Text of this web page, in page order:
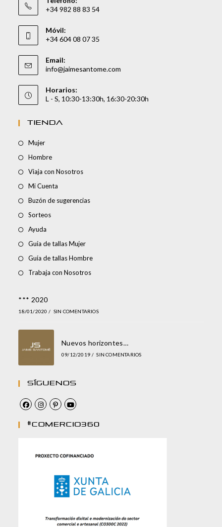
+34 982 88 83 54
Móvil:
+34 604 08 07 35
Email:
info@jaimesantome.com
Horarios:
L - S, 10:30-13:30h, 16:30-20:30h
TIENDA
Mujer
Hombre
Viaja con Nosotros
Mi Cuenta
Buzón de sugerencias
Sorteos
Ayuda
Guía de tallas Mujer
Guía de tallas Hombre
Trabaja con Nosotros
*** 2020
18/01/2020 / SIN COMENTARIOS
Nuevos horizontes…
09/12/2019 / SIN COMENTARIOS
Síguenos
#comercio360